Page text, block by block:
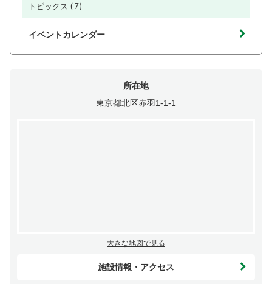
トピックス (7)
イベントカレンダー
所在地
東京都北区赤羽1-1-1
大きな地図で見る
施設情報・アクセス